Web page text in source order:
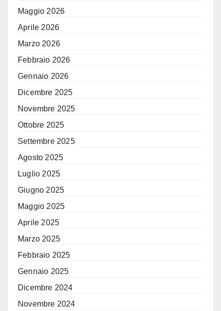
Maggio 2026
Aprile 2026
Marzo 2026
Febbraio 2026
Gennaio 2026
Dicembre 2025
Novembre 2025
Ottobre 2025
Settembre 2025
Agosto 2025
Luglio 2025
Giugno 2025
Maggio 2025
Aprile 2025
Marzo 2025
Febbraio 2025
Gennaio 2025
Dicembre 2024
Novembre 2024